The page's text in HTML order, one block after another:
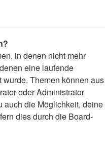
in denen nicht mehr
eine laufende
Themen können aus
oder Administrator
auch die Möglichkeit, deine
dies durch die Board-